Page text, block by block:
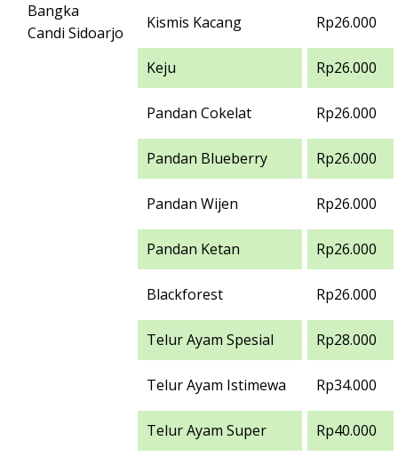
Bangka
Candi Sidoarjo
Kismis Kacang Rp26.000
Keju Rp26.000
Pandan Cokelat Rp26.000
Pandan Blueberry Rp26.000
Pandan Wijen Rp26.000
Pandan Ketan Rp26.000
Blackforest Rp26.000
Telur Ayam Spesial Rp28.000
Telur Ayam Istimewa Rp34.000
Telur Ayam Super Rp40.000